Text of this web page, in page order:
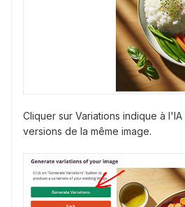
Cliquer sur Variations indique à
versions de la même image.